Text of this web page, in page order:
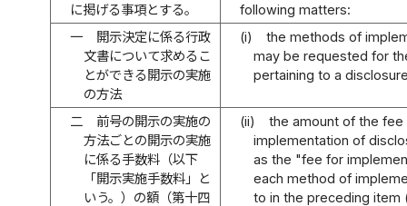
に掲げる事項とする。
following matters:
一
開示決定に係る行政
文書について求めるこ
とができる開示の実施
の方法
(i)
the methods of
may be requested for
pertaining to a
二
前号の開示の実施の
方法ごとの開示の実施
に係る手数料（以下
「開示実施手数料」と
いう。）の額（第十四
(ii)
the amount of the
implementation of
as the "fee for
each method of
to in the preceding item